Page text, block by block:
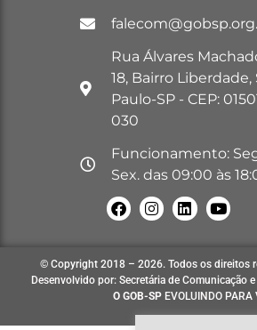
Rua Álvares
18, Bairro Liberdade,
Paulo-SP - CEP:
030
Funcionamento:
Sex. das 09:00 às
© Copyright 2018 – 2026. Todos os direitos
Desenvolvido por: Secretária de Comunicação
O GOB-SP EVOLUINDO PARA